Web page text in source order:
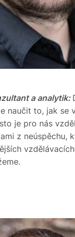
a analytik:
naučit to, jak se
je pro nás
z neúspěchu,